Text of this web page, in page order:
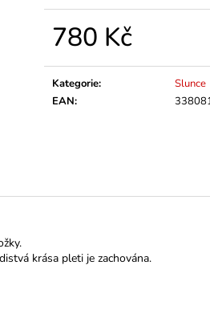
780 Kč
Kategorie:
Slunce
EAN:
krása pleti je zachována.